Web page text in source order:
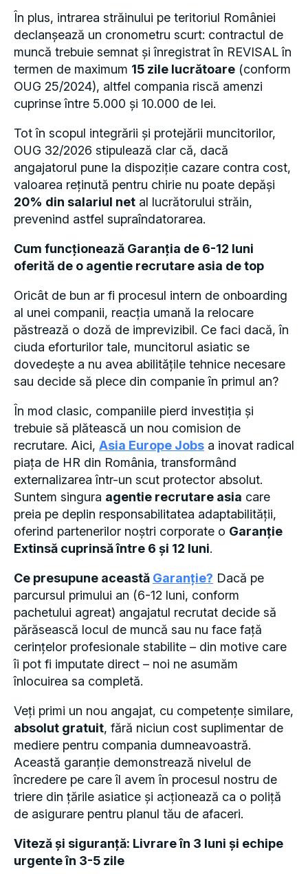
În plus, intrarea străinului pe teritoriul României
declanșează un cronometru scurt: contractul de
muncă trebuie semnat și înregistrat în REVISAL în
termen de maximum 15 zile lucrătoare (conform
OUG 25/2024), altfel compania riscă amenzi
cuprinse între 5.000 și 10.000 de lei.
Tot în scopul integrării și protejării muncitorilor,
OUG 32/2026 stipulează clar că, dacă
angajatorul pune la dispoziție cazare contra cost,
valoarea reținută pentru chirie nu poate depăși
20% din salariul net al lucrătorului străin,
prevenind astfel supraîndatorarea.
Cum funcționează Garanția de 6-12 luni
oferită de o agentie recrutare asia de top
Oricât de bun ar fi procesul intern de onboarding
al unei companii, reacția umană la relocare
păstrează o doză de imprevizibil. Ce faci dacă, în
ciuda eforturilor tale, muncitorul asiatic se
dovedește a nu avea abilitățile tehnice necesare
sau decide să plece din companie în primul an?
În mod clasic, companiile pierd investiția și
trebuie să plătească un nou comision de
recrutare. Aici, Asia Europe Jobs a inovat radical
piața de HR din România, transformând
externalizarea într-un scut protector absolut.
Suntem singura agentie recrutare asia care
preia pe deplin responsabilitatea adaptabilității,
oferind partenerilor noștri corporate o Garanție
Extinsă cuprinsă între 6 și 12 luni.
Ce presupune această Garanție? Dacă pe
parcursul primului an (6-12 luni, conform
pachetului agreat) angajatul recrutat decide să
părăsească locul de muncă sau nu face față
cerințelor profesionale stabilite – din motive care
îi pot fi imputate direct – noi ne asumăm
înlocuirea sa completă.
Veți primi un nou angajat, cu competențe similare,
absolut gratuit, fără niciun cost suplimentar de
mediere pentru compania dumneavoastră.
Această garanție demonstrează nivelul de
încredere pe care îl avem în procesul nostru de
triere din țările asiatice și acționează ca o poliță
de asigurare pentru planul tău de afaceri.
Viteză și siguranță: Livrare în 3 luni și echipe
urgente în 3-5 zile